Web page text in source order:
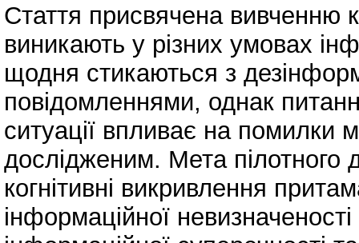
Стаття присвячена вивченню
виникають у різних умовах
щодня стикаються з
повідомленнями, однак
ситуації впливає на
дослідженим. Мета пілотного
когнітивні викривлення
інформаційної